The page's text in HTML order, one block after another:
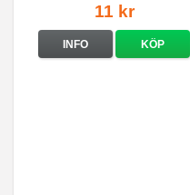
11 kr
INFO KÖP